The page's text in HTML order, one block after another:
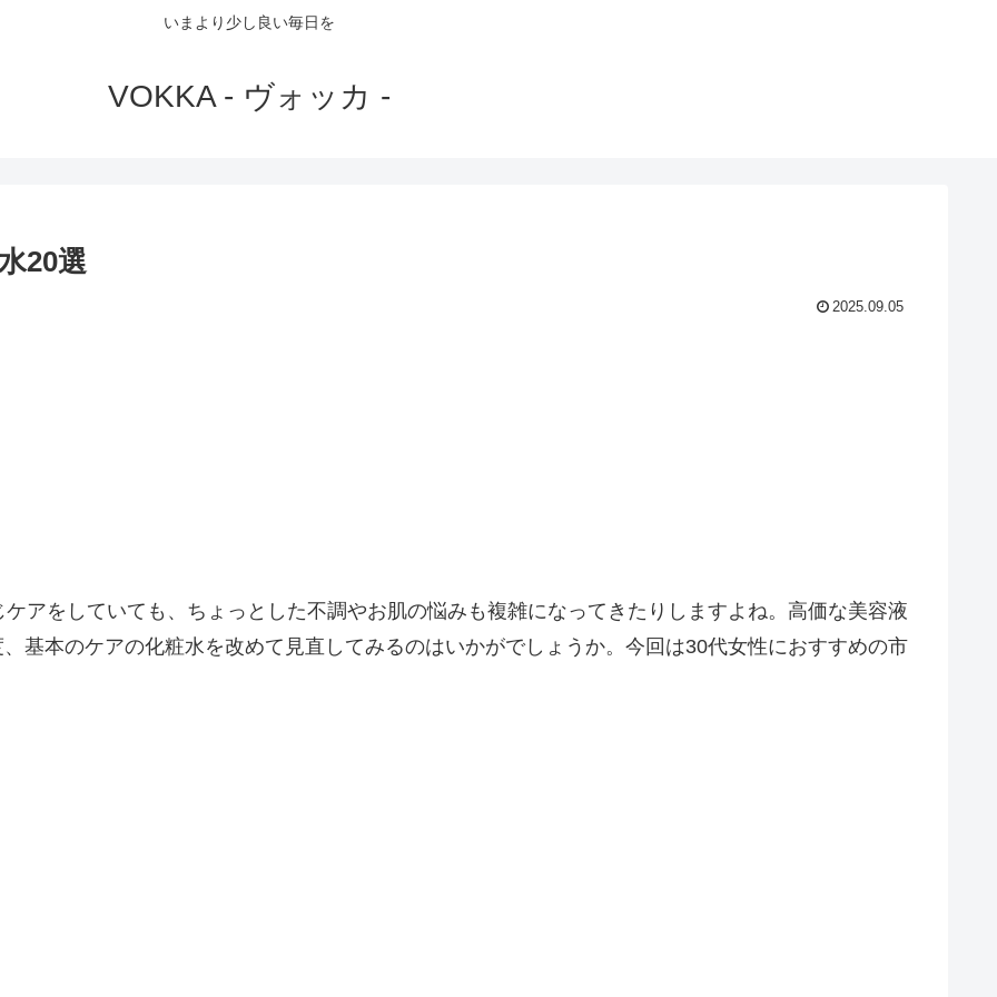
いまより少し良い毎日を
VOKKA - ヴォッカ -
20選
2025.09.05
アをしていても、ちょっとした不調やお肌の悩みも複雑になってきたりしますよね。高価な美容液
基本のケアの化粧水を改めて見直してみるのはいかがでしょうか。今回は30代女性におすすめの市